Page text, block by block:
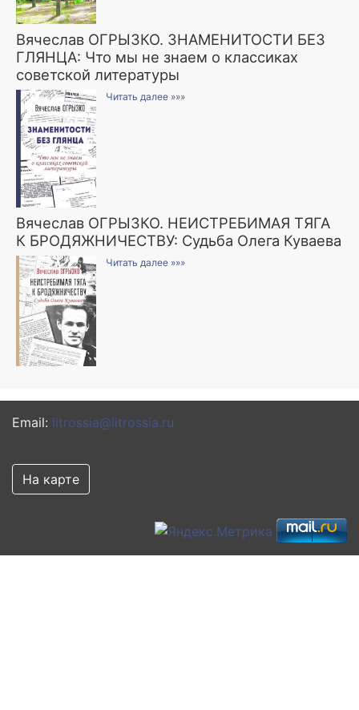
Вячеслав ОГРЫЗКО. ЗНАМЕНИТОСТИ БЕЗ
ГЛЯНЦА: Что мы не знаем о классиках
советской литературы
Читать далее »»»
Вячеслав ОГРЫЗКО. НЕИСТРЕБИМАЯ ТЯГА
К БРОДЯЖНИЧЕСТВУ: Судьба Олега Куваева
Читать далее »»»
Email: litrossia@litrossia.ru
На карте